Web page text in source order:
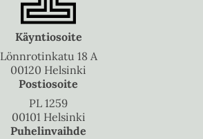
Käyntiosoite
Lönnrotinkatu 18 A
00120 Helsinki
Postiosoite
PL 1259
00101 Helsinki
Puhelinvaihde